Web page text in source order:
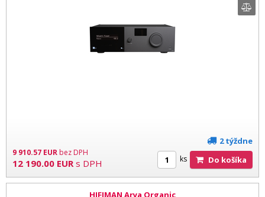
9 910.57 EUR bez DPH
12 190.00 EUR s DPH
2 týždne
ks Do košíka
HIFIMAN Arya Organic